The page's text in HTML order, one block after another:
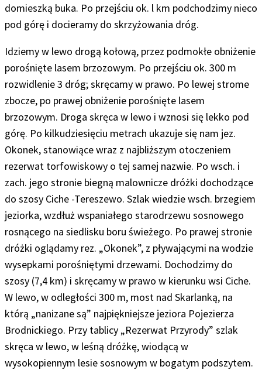
domieszką buka. Po przejściu ok. l km podchodzimy nieco
pod górę i docieramy do skrzyżowania dróg.
Idziemy w lewo drogą kołową, przez podmokłe obniżenie
porośnięte lasem brzozowym. Po przejściu ok. 300 m
rozwidlenie 3 dróg; skręcamy w prawo. Po lewej strome
zbocze, po prawej obniżenie porośnięte lasem
brzozowym. Droga skręca w lewo i wznosi się lekko pod
górę. Po kilkudziesięciu metrach ukazuje się nam jez.
Okonek, stanowiące wraz z najbliższym otoczeniem
rezerwat torfowiskowy o tej samej nazwie. Po wsch. i
zach. jego stronie biegną malownicze dróżki dochodzące
do szosy Ciche -Tereszewo. Szlak wiedzie wsch. brzegiem
jeziorka, wzdłuż wspaniałego starodrzewu sosnowego
rosnącego na siedlisku boru świeżego. Po prawej stronie
dróżki oglądamy rez. „Okonek”, z pływającymi na wodzie
wysepkami porośniętymi drzewami. Dochodzimy do
szosy (7,4 km) i skręcamy w prawo w kierunku wsi Ciche.
W lewo, w odległości 300 m, most nad Skarlanką, na
którą „nanizane są” najpiękniejsze jeziora Pojezierza
Brodnickiego. Przy tablicy „Rezerwat Przyrody” szlak
skręca w lewo, w leśną dróżkę, wiodącą w
wysokopiennym lesie sosnowym w bogatym podszytem.